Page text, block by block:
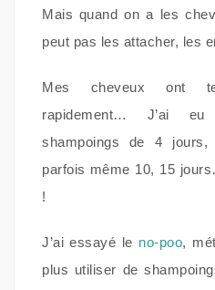
Mais quand on a les
peut pas les attacher, les
Mes cheveux ont
rapidement… J’ai
shampoings de 4 jours,
parfois même 10, 15
!
J’ai essayé le no-poo,
plus utiliser de